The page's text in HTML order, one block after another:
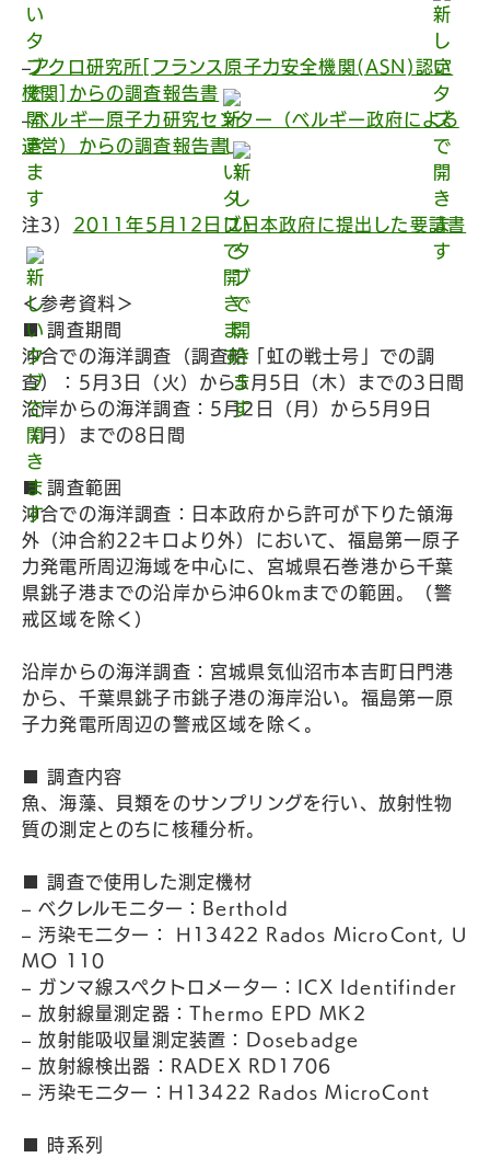
–アクロ研究所[フランス原子力安全機関(ASN)認定
機関]からの調査報告書
–ベルギー原子力研究センター（ベルギー政府による
運営）からの調査報告書
注3） 2011年5月12日に日本政府に提出した要請書
＜参考資料＞
■ 調査期間
沖合での海洋調査（調査船「虹の戦士号」での調
査）：5月3日（火）から5月5日（木）までの3日間
沿岸からの海洋調査：5月2日（月）から5月9日
（月）までの8日間
■ 調査範囲
沖合での海洋調査：日本政府から許可が下りた領海
外（沖合約22キロより外）において、福島第一原子
力発電所周辺海域を中心に、宮城県石巻港から千葉
県銚子港までの沿岸から沖60kmまでの範囲。（警
戒区域を除く）
沿岸からの海洋調査：宮城県気仙沼市本吉町日門港
から、千葉県銚子市銚子港の海岸沿い。福島第一原
子力発電所周辺の警戒区域を除く。
■ 調査内容
魚、海藻、貝類をのサンプリングを行い、放射性物
質の測定とのちに核種分析。
■ 調査で使用した測定機材
– ベクレルモニター：Berthold
– 汚染モ二ター： H13422 Rados MicroCont, U
MO 110
– ガンマ線スペクトロメーター：ICX Identifinder
– 放射線量測定器：Thermo EPD MK2
– 放射能吸収量測定装置：Dosebadge
– 放射線検出器：RADEX RD1706
– 汚染モニター：H13422 Rados MicroCont
■ 時系列